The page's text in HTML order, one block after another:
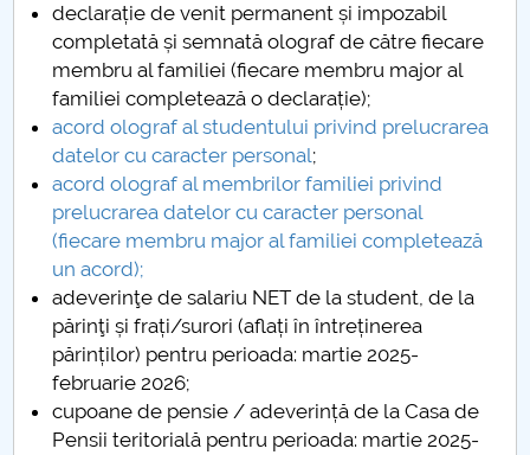
STUDENTI CUP
Ghiduri pentru STUDENȚI
Relations publiques
Relations Internationales
PNRR
Proiect (PRIM STUD)
Proiect SU-ETIC
Protection des données personnelles
declarație de venit permanent și impozabil
completată și semnată olograf de către fiecare
membru al familiei (fiecare membru major al
familiei completează o declarație);
acord olograf al studentului privind prelucrarea
datelor cu caracter personal;
acord olograf al membrilor familiei privind
prelucrarea datelor cu caracter personal
(fiecare membru major al familiei completează
un acord);
adeverinţe de salariu NET de la student, de la
părinţi și frați/surori (aflați în întreținerea
părinților) pentru perioada: martie 2025-
februarie 2026;
cupoane de pensie / adeverință de la Casa de
Pensii teritorială pentru perioada: martie 2025-